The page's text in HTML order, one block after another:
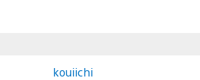
kouiichi